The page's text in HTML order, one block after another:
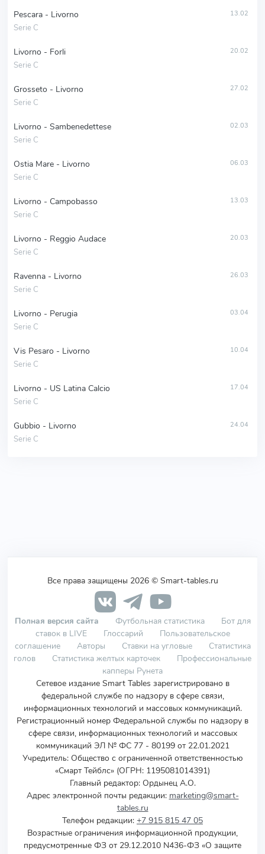
Pescara - Livorno
Serie C
13.02
Livorno - Forli
Serie C
20.02
Grosseto - Livorno
Serie C
27.02
Livorno - Sambenedettese
Serie C
02.03
Ostia Mare - Livorno
Serie C
06.03
Livorno - Campobasso
Serie C
13.03
Livorno - Reggio Audace
Serie C
20.03
Ravenna - Livorno
Serie C
26.03
Livorno - Perugia
Serie C
03.04
Vis Pesaro - Livorno
Serie C
10.04
Livorno - US Latina Calcio
Serie C
17.04
Gubbio - Livorno
Serie C
24.04
Все права защищены 2026 © Smart-tables.ru
Полная версия сайта Футбольная статистика
Бот для
ставок в LIVE
Глоссарий
Пользовательское
соглашение
Авторы Ставки на угловые
Статистика
голов
Статистика желтых карточек
Профессиональные
капперы Рунета
Сетевое издание Smart Tables зарегистрировано в
федеральной службе по надзору в сфере связи,
информационных технологий и массовых коммуникаций.
Регистрационный номер Федеральной службы по надзору в
сфере связи, информационных технологий и массовых
коммуникаций ЭЛ № ФС 77 - 80199 от 22.01.2021
Учредитель: Общество с ограниченной ответственностью
«Смарт Тейблс» (ОГРН: 1195081014391)
Главный редактор: Ордынец А.О.
Адрес электронной почты редакции: marketing@smart-
tables.ru
Телефон редакции: +7 915 815 47 05
Возрастные ограничения информационной продукции,
предусмотренные ФЗ от 29.12.2010 N436-ФЗ «О защите